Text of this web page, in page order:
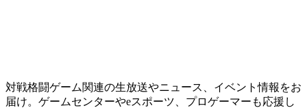
対戦格闘ゲーム関連の生放送やニュース、イベント情報をお
届け。ゲームセンターやeスポーツ、プロゲーマーも応援し